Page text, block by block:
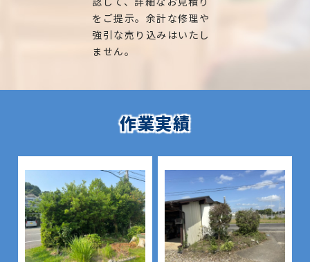
をご提示。余計な修理や
強引な売り込みはいたし
ません。
作業実績